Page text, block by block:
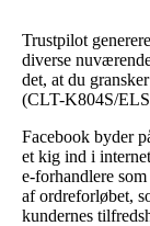
Trustpilot
diverse
det, at du
(CLT-K804S/
Facebook byder
et kig ind i
e-forhandlere
af ordreforløbet,
kundernes